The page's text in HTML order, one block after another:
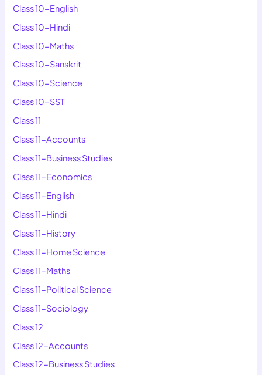
Class 10-English
Class 10-Hindi
Class 10-Maths
Class 10-Sanskrit
Class 10-Science
Class 10-SST
Class 11
Class 11-Accounts
Class 11-Business Studies
Class 11-Economics
Class 11-English
Class 11-Hindi
Class 11-History
Class 11-Home Science
Class 11-Maths
Class 11-Political Science
Class 11-Sociology
Class 12
Class 12-Accounts
Class 12-Business Studies